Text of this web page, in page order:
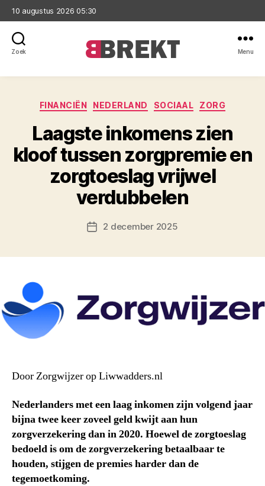
10 augustus 2026 05:30
Zoek Menu
Categorieën
FINANCIËN NEDERLAND SOCIAAL ZORG
Laagste inkomens zien
kloof tussen zorgpremie en
zorgtoeslag vrijwel
verdubbelen
Berichtdatum
2 december 2025
Door Zorgwijzer op Liwwadders.nl
Nederlanders met een laag inkomen zijn volgend jaar
bijna twee keer zoveel geld kwijt aan hun
zorgverzekering dan in 2020. Hoewel de zorgtoeslag
bedoeld is om de zorgverzekering betaalbaar te
houden, stijgen de premies harder dan de
tegemoetkoming.